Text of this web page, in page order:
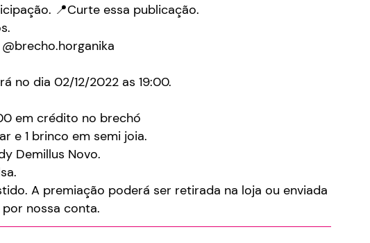
📍Curte essa publicação.
no dia 02/12/2022 as 19:00.
em crédito no brechó
e 1 brinco em semi joia.
Demillus Novo.
A premiação poderá ser retirada na loja ou enviada
nossa conta.